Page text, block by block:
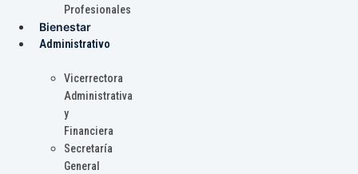
Profesionales
Bienestar
Administrativo
Vicerrectora
Administrativa
y
Financiera
Secretaría
General